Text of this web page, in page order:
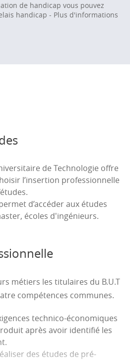
de handicap vous pouvez
handicap - Plus d'informations
de Technologie offre
l’insertion professionnelle
d’accéder aux études
écoles d'ingénieurs.
métiers les titulaires du B.U.T
compétences communes.
technico-économiques
après avoir identifié les
des études de pré-